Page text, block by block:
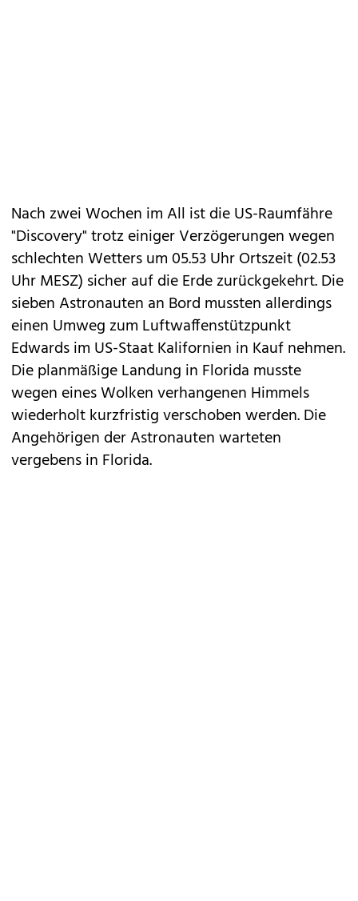
Nach zwei Wochen im All ist die US-Raumfähre
"Discovery" trotz einiger Verzögerungen wegen
schlechten Wetters um 05.53 Uhr Ortszeit (02.53
Uhr MESZ) sicher auf die Erde zurückgekehrt. Die
sieben Astronauten an Bord mussten allerdings
einen Umweg zum Luftwaffenstützpunkt
Edwards im US-Staat Kalifornien in Kauf nehmen.
Die planmäßige Landung in Florida musste
wegen eines Wolken verhangenen Himmels
wiederholt kurzfristig verschoben werden. Die
Angehörigen der Astronauten warteten
vergebens in Florida.